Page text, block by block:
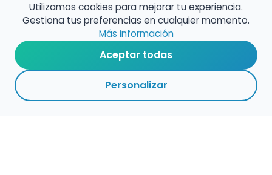
Utilizamos cookies para mejorar tu experiencia.
Gestiona tus preferencias en cualquier momento.
Más información
Aceptar todas
Personalizar